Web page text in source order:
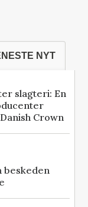
NYT
slagteri: En
Crown
beskeden